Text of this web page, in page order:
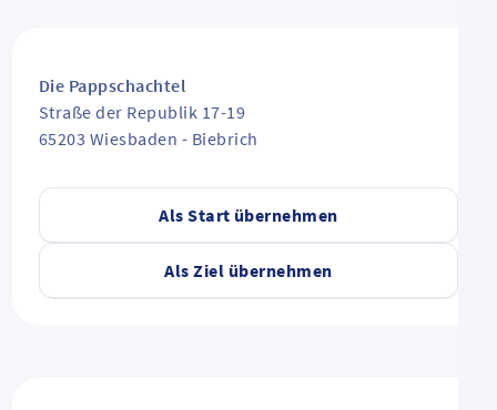
Als Start übernehmen
Als Ziel übernehmen
Die Pappschachtel
Straße der Republik 17-19
65203 Wiesbaden - Biebrich